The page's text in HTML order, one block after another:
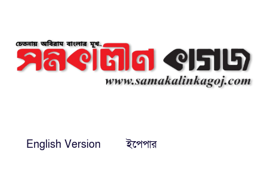
প্রাণনাশের আশঙ্কা থাকলেও ডিসেম্বরের
মধ্যেই বাংলাদেশে ফিরতে চান শেখ
অ্যারেস্ট’ নয়, হাইকোর্টের আদেশ
English Version ইপেপার